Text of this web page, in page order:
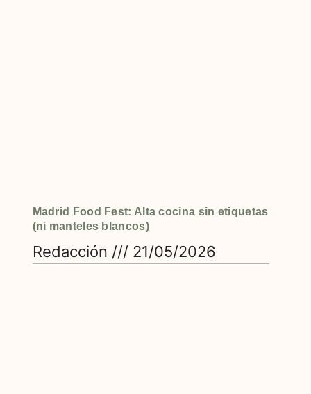
Madrid Food Fest: Alta cocina sin etiquetas
(ni manteles blancos)
Redacción 21/05/2026